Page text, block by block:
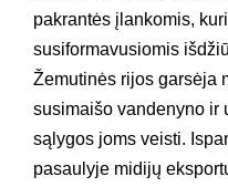
pakrantės įlankomis,
susiformavusiomis
Žemutinės rijos garsėja
susimaišo vandenyno ir
sąlygos joms veisti.
pasaulyje midijų